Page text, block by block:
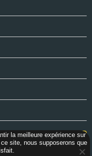
la meilleure expérience sur
site, nous supposerons que